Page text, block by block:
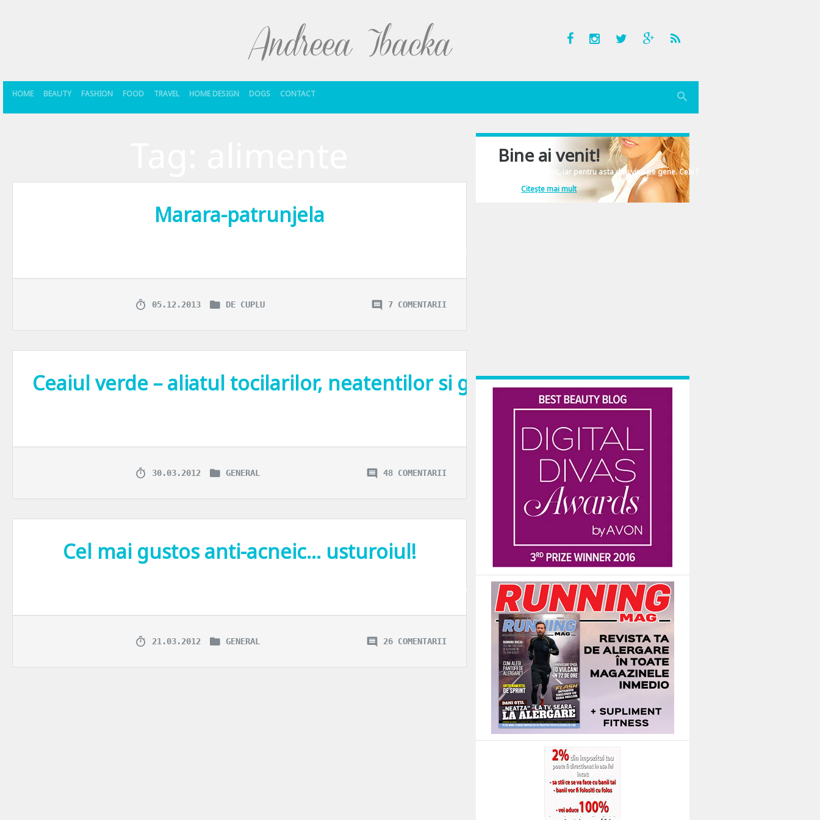
HOME BEAUTY FASHION FOOD TRAVEL HOME DESIGN DOGS CONTACT
Marara-patrunjela
De regula merg singura sa cumpar de-ale gurii. Ma organizez rapid, umplu cosul si le inghesui pe toate in portbagaj cat ai zice peste. Am invatat pe dinafara standurile de la supermarket, asa ca pot face aprovizionarea
05.12.2013 DE CUPLU 7 COMENTARII
Ceaiul verde – aliatul tocilarilor, neatentilor si grasunilor
30.03.2012 GENERAL 48 COMENTARII
Cel mai gustos anti-acneic… usturoiul!
Stiu cum suna asta dar va spun sincer ca… relatia mea cu usturoiul a inceput in copilarie, iar o data cu trecerea anilor, s-a dezvoltat si s-a sudat. Acum vreo 20 de ani, bunica imi dadea zilnic sa mananc cate un catel gol de
21.03.2012 GENERAL 26 COMENTARII
Bine ai venit!
Îmi place să comunic, iar pentru asta dau vina pe gene. Cele înscrise în ADN-ul femeiesc.
Citește mai mult